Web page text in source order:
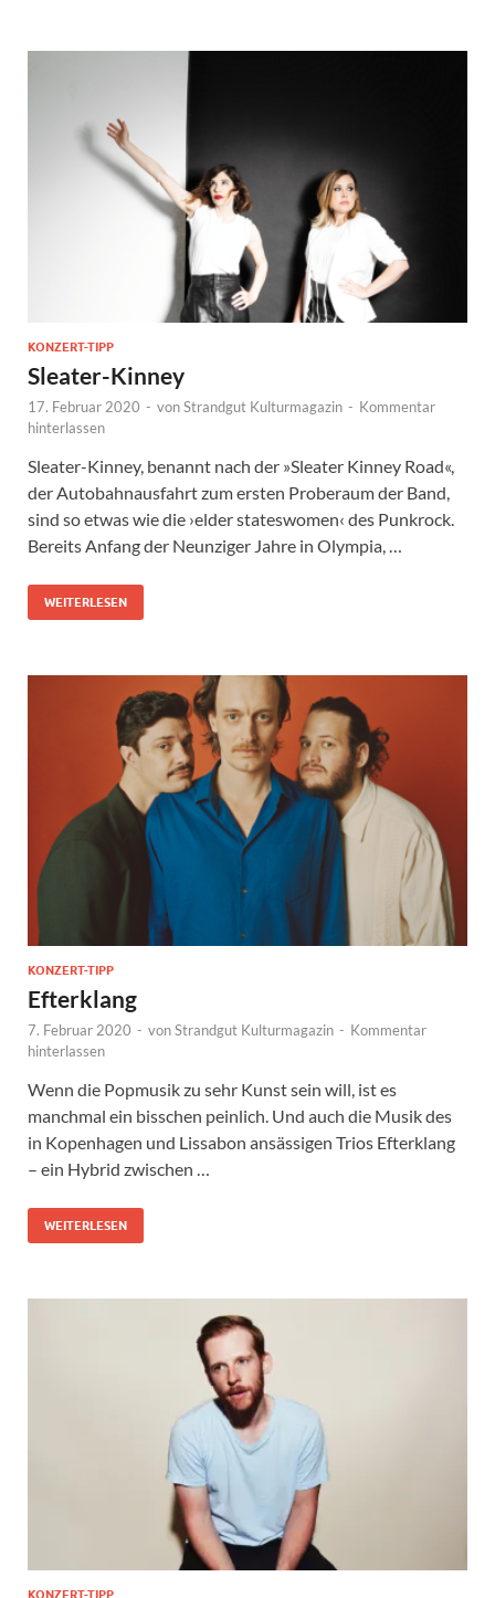
KONZERT-TIPP
Sleater-Kinney
17. Februar 2020 - vonStrandgut Kulturmagazin - Kommentar
hinterlassen
Sleater-Kinney, benannt nach der »Sleater Kinney Road«,
der Autobahnausfahrt zum ersten Proberaum der Band,
sind so etwas wie die ›elder stateswomen‹ des Punkrock.
Bereits Anfang der Neunziger Jahre in Olympia, …
WEITERLESEN
KONZERT-TIPP
Efterklang
7. Februar 2020 - vonStrandgut Kulturmagazin - Kommentar
hinterlassen
Wenn die Popmusik zu sehr Kunst sein will, ist es
manchmal ein bisschen peinlich. Und auch die Musik des
in Kopenhagen und Lissabon ansässigen Trios Efterklang
– ein Hybrid zwischen …
WEITERLESEN